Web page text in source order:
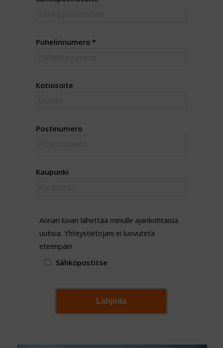
Puhelinnumero*
Kotiosoite
Postinumero
Kaupunki
Annan luvan lähettää minulle ajankohtaisia
uutisia. Yhteystietojani ei luovuteta
eteenpäin
Sähköpostitse
Lahjoita